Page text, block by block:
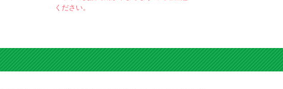
ください。